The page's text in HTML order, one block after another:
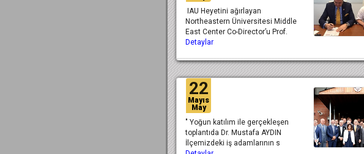
IAU Heyetini ağırlayan
Northeastern Üniversitesi Middle
East Center Co-Director’u Prof.
Detaylar
22
Mayıs
May
" Yoğun katılım ile gerçekleşen
toplantıda Dr. Mustafa AYDIN
İlçemizdeki iş adamlarının s